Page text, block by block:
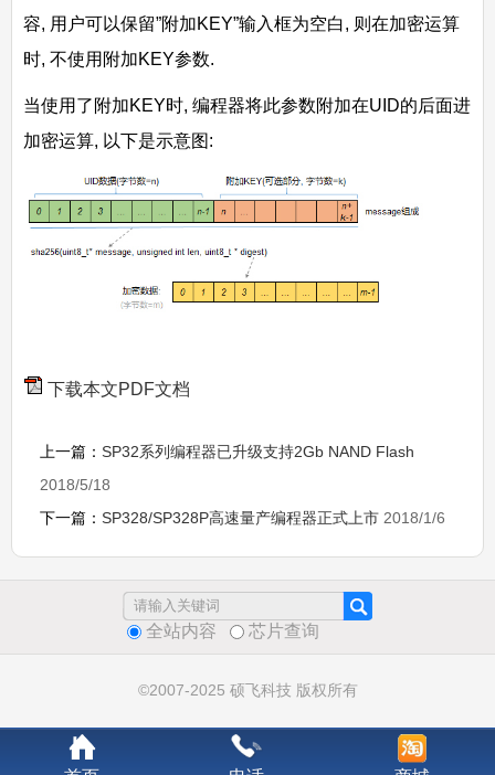
容, 用户可以保留”附加KEY”输入框为空白, 则在加密运算
时, 不使用附加KEY参数.
当使用了附加KEY时, 编程器将此参数附加在UID的后面进
加密运算, 以下是示意图:
下载本文PDF文档
上一篇： SP32系列编程器已升级支持2Gb NAND Flash
2018/5/18
下一篇： SP328/SP328P高速量产编程器正式上市 2018/1/6
全站内容 芯片查询
©2007-2025 硕飞科技 版权所有